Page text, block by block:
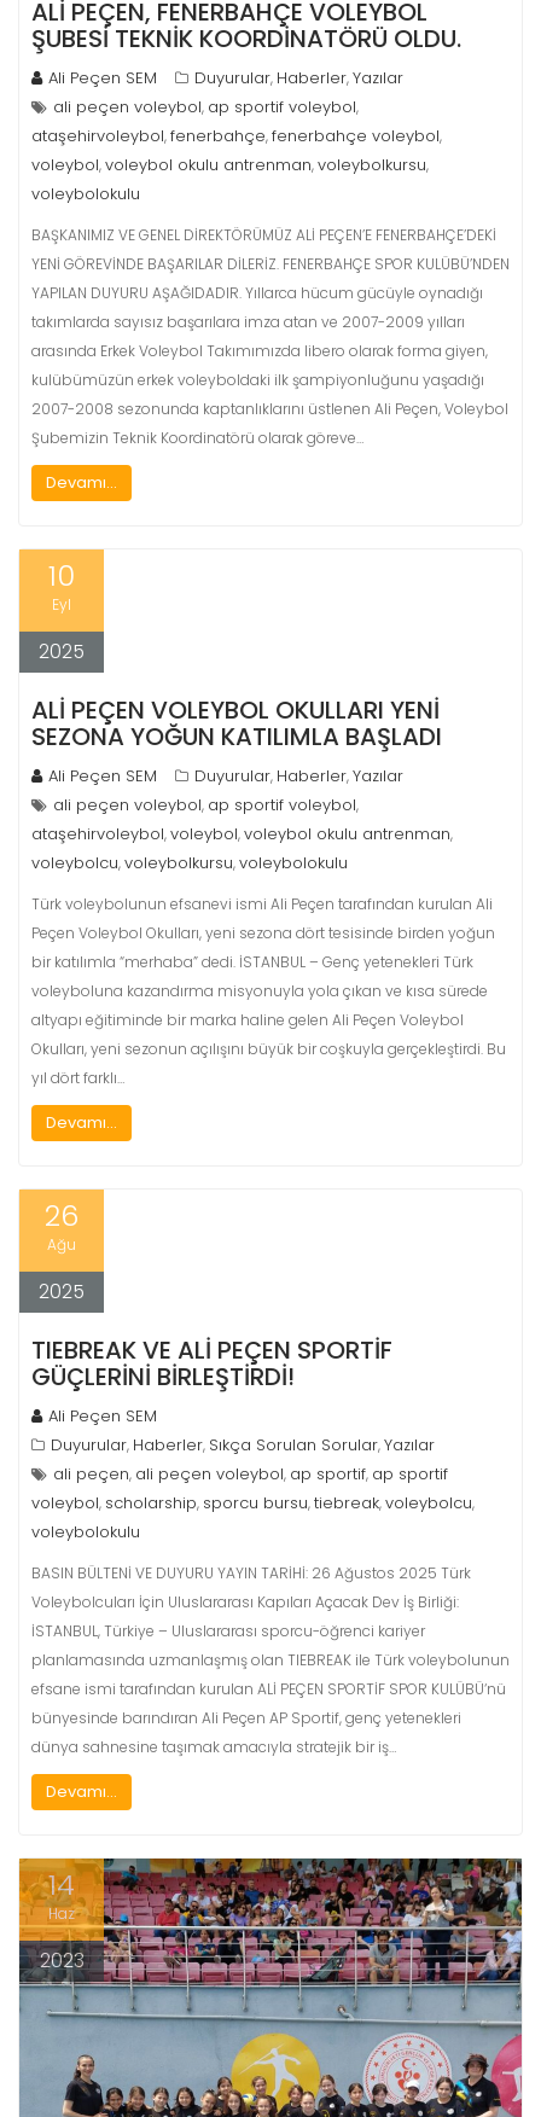
ALİ PEÇEN, FENERBAHÇE VOLEYBOL
ŞUBESİ TEKNİK KOORDİNATÖRÜ OLDU.
Ali Peçen SEM Duyurular, Haberler,Yazılar
ali peçen voleybol, ap sportif voleybol,
ataşehirvoleybol,fenerbahçe,fenerbahçe voleybol,
voleybol,voleybol okulu antrenman,voleybolkursu,
voleybolokulu
BAŞKANIMIZ VE GENEL DİREKTÖRÜMÜZ ALİ PEÇEN’E FENERBAHÇE’DEKİ
YENİ GÖREVİNDE BAŞARILAR DİLERİZ. FENERBAHÇE SPOR KULÜBÜ’NDEN
YAPILAN DUYURU AŞAĞIDADIR. Yıllarca hücum gücüyle oynadığı
takımlarda sayısız başarılara imza atan ve 2007-2009 yılları
arasında Erkek Voleybol Takımımızda libero olarak forma giyen,
kulübümüzün erkek voleyboldaki ilk şampiyonluğunu yaşadığı
2007-2008 sezonunda kaptanlıklarını üstlenen Ali Peçen, Voleybol
Şubemizin Teknik Koordinatörü olarak göreve…
Devamı...
10
Eyl
2025
ALI PEÇEN VOLEYBOL OKULLARI YENI
SEZONA YOĞUN KATILIMLA BAŞLADI
Ali Peçen SEM Duyurular, Haberler,Yazılar
ali peçen voleybol, ap sportif voleybol,
ataşehirvoleybol,voleybol,voleybol okulu antrenman,
voleybolcu,voleybolkursu,voleybolokulu
Türk voleybolunun efsanevi ismi Ali Peçen tarafından kurulan Ali
Peçen Voleybol Okulları, yeni sezona dört tesisinde birden yoğun
bir katılımla “merhaba” dedi. İSTANBUL – Genç yetenekleri Türk
voleyboluna kazandırma misyonuyla yola çıkan ve kısa sürede
altyapı eğitiminde bir marka haline gelen Ali Peçen Voleybol
Okulları, yeni sezonun açılışını büyük bir coşkuyla gerçekleştirdi. Bu
yıl dört farklı…
Devamı...
26
Ağu
2025
TIEBREAK VE ALİ PEÇEN SPORTİF
GÜÇLERINI BIRLEŞTIRDI!
Ali Peçen SEM
Duyurular, Haberler, Sıkça Sorulan Sorular,Yazılar
ali peçen, ali peçen voleybol, ap sportif, ap sportif
voleybol, scholarship, sporcu bursu,tiebreak,voleybolcu,
voleybolokulu
BASIN BÜLTENİ VE DUYURU YAYIN TARİHİ: 26 Ağustos 2025 Türk
Voleybolcuları İçin Uluslararası Kapıları Açacak Dev İş Birliği:
İSTANBUL, Türkiye – Uluslararası sporcu-öğrenci kariyer
planlamasında uzmanlaşmış olan TIEBREAK ile Türk voleybolunun
efsane ismi tarafından kurulan ALİ PEÇEN SPORTİF SPOR KULÜBÜ‘nü
bünyesinde barındıran Ali Peçen AP Sportif, genç yetenekleri
dünya sahnesine taşımak amacıyla stratejik bir iş…
Devamı...
14
Haz
2023